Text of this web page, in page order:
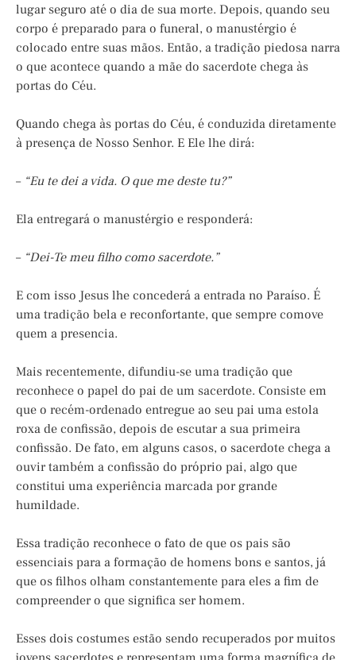
lugar seguro até o dia de sua morte. Depois, quando seu
corpo é preparado para o funeral, o manustérgio é
colocado entre suas mãos. Então, a tradição piedosa narra
o que acontece quando a mãe do sacerdote chega às
portas do Céu.
Quando chega às portas do Céu, é conduzida diretamente
à presença de Nosso Senhor. E Ele lhe dirá:
– “Eu te dei a vida. O que me deste tu?”
Ela entregará o manustérgio e responderá:
– “Dei-Te meu filho como sacerdote.”
E com isso Jesus lhe concederá a entrada no Paraíso. É
uma tradição bela e reconfortante, que sempre comove
quem a presencia.
Mais recentemente, difundiu-se uma tradição que
reconhece o papel do pai de um sacerdote. Consiste em
que o recém-ordenado entregue ao seu pai uma estola
roxa de confissão, depois de escutar a sua primeira
confissão. De fato, em alguns casos, o sacerdote chega a
ouvir também a confissão do próprio pai, algo que
constitui uma experiência marcada por grande
humildade.
Essa tradição reconhece o fato de que os pais são
essenciais para a formação de homens bons e santos, já
que os filhos olham constantemente para eles a fim de
compreender o que significa ser homem.
Esses dois costumes estão sendo recuperados por muitos